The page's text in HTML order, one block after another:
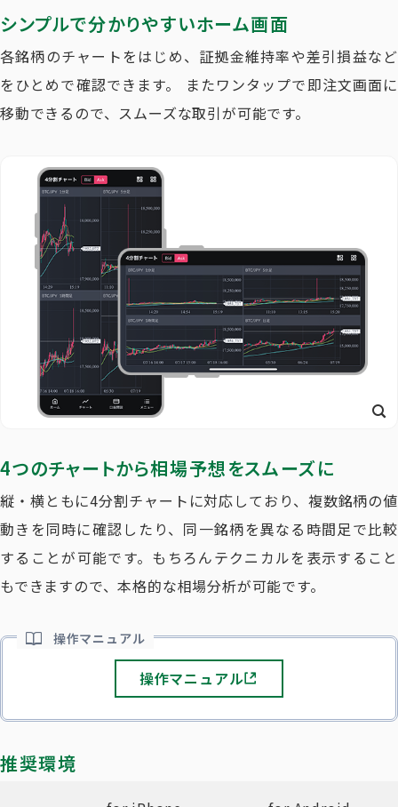
シンプルで分かりやすいホーム画面
各銘柄のチャートをはじめ、証拠金維持率や差引損益など
をひとめで確認できます。 またワンタップで即注文画面に
移動できるので、スムーズな取引が可能です。
4つのチャートから相場予想をスムーズに
縦・横ともに4分割チャートに対応しており、 複数銘柄の値
動きを同時に確認したり、同一銘柄を異なる時間足で比較
することが可能です。もちろんテクニカルを表示すること
もできますので、本格的な相場分析が可能です。
操作マニュアル
操作マニュアル
推奨環境